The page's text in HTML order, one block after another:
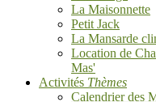
La Maisonnette
Petit Jack
La Mansarde
Location de
Mas'
Activités Thèmes
Calendrier des